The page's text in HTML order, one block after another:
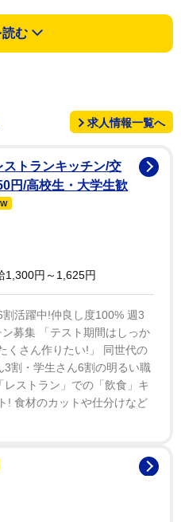
術秘伝書を完全再現」
かのようなこの光景（ガッチさん
術秘伝書を完全再現。#稲
城 #御猟野乃杜牧場 #和式
12, 2024
琶湖湖畔を馬を駆りながら
。その姿はまさに戦国の騎
む
求人情報一覧へ
トランキッチン/交
円/高校生・大学生歓
1,300円～1,625円
割活躍中!仲良し度100% 週3
募集 「テスト期間はしっか
くさん作りたい!」 同世代の
割・学生さん6割の明るい職
ストラン」での「飲食」キ
! 食材のカットや仕分けなど